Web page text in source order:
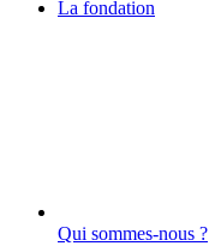
La fondation
Qui sommes-nous ?